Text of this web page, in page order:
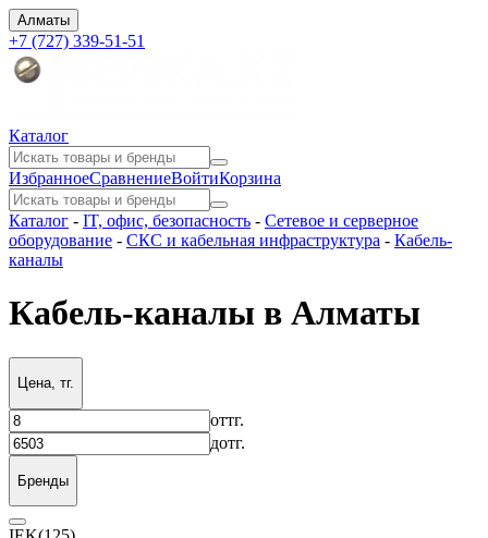
Алматы
+7 (727) 339-51-51
Каталог
ИзбранноеСравнениеВойтиКорзина
Каталог - IT, офис, безопасность - Сетевое и серверное
оборудование - СКС и кабельная инфраструктура - Кабель-
каналы
Кабель-каналы в Алматы
Цена, тг.
оттг.
дотг.
Бренды